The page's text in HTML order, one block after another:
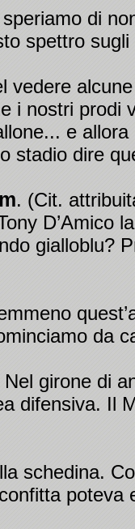
di
spettro sugli
vedere
i nostri prodi
e allora
stadio dire
. (Cit.
D’Amico
gialloblu?
da
Nel girone di
difensiva. Il
schedina.
poteva